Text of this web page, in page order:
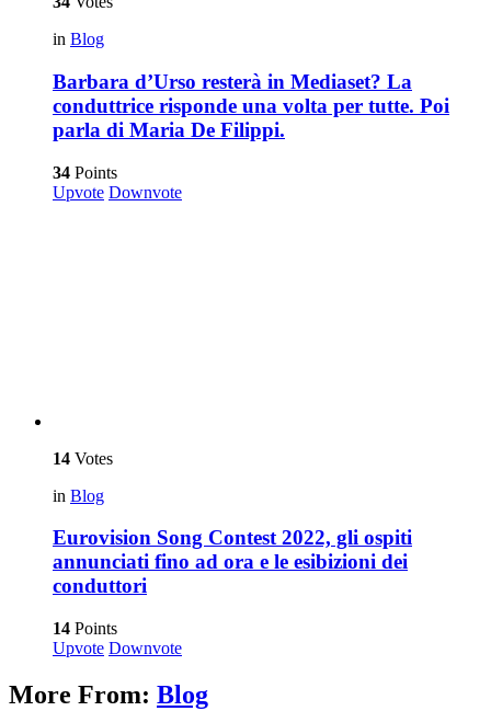
in Blog
Barbara d’Urso resterà in Mediaset? La
conduttrice risponde una volta per tutte. Poi
parla di Maria De Filippi.
34 Points
Upvote Downvote
14 Votes
in Blog
Eurovision Song Contest 2022, gli ospiti
annunciati fino ad ora e le esibizioni dei
conduttori
14 Points
Upvote Downvote
More From: Blog